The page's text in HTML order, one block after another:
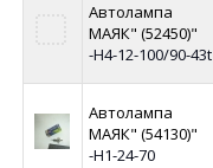
Автолампа
МАЯК" (52450)"
-H4-12-100/90-43t
Автолампа
МАЯК" (54130)"
-Н1-24-70